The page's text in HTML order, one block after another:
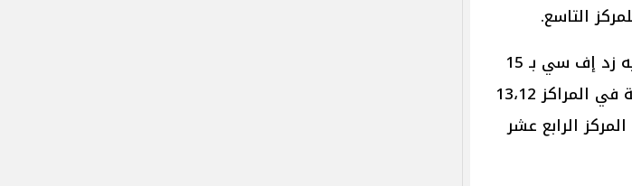
وفي المركز العاشر يتواجد طلائع الجيش برصيد 16 نقطة، يليه زد إف سي بـ 15
نقطة في المركز 11، والاتحاد السكندري، وسموحة بـ 14 نقطة في المراكز 13،12
الرابع عشر